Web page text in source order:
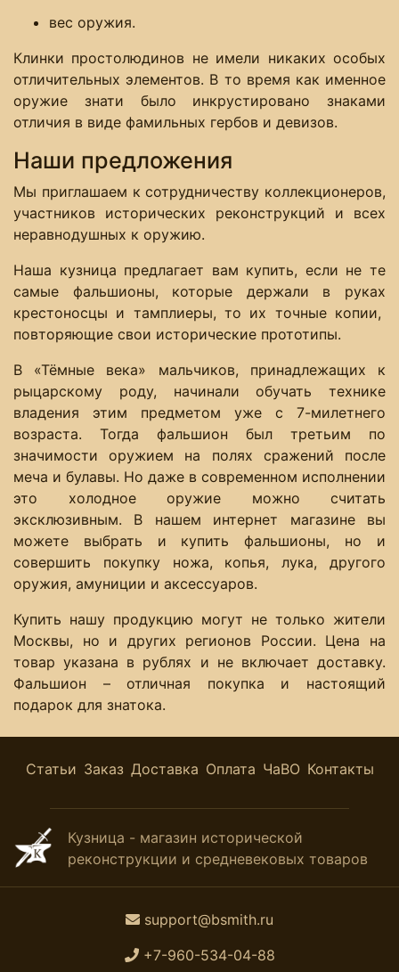
вес оружия.
Клинки простолюдинов не имели никаких особых
отличительных элементов. В то время как именное
оружие знати было инкрустировано знаками
отличия в виде фамильных гербов и девизов.
Наши предложения
Мы приглашаем к сотрудничеству коллекционеров,
участников исторических реконструкций и всех
неравнодушных к оружию.
Наша кузница предлагает вам купить, если не те
самые фальшионы, которые держали в руках
крестоносцы и тамплиеры, то их точные копии,
повторяющие свои исторические прототипы.
В «Тёмные века» мальчиков, принадлежащих к
рыцарскому роду, начинали обучать технике
владения этим предметом уже с 7-милетнего
возраста. Тогда фальшион был третьим по
значимости оружием на полях сражений после
меча и булавы. Но даже в современном исполнении
это холодное оружие можно считать
эксклюзивным. В нашем интернет магазине вы
можете выбрать и купить фальшионы, но и
совершить покупку ножа, копья, лука, другого
оружия, амуниции и аксессуаров.
Купить нашу продукцию могут не только жители
Москвы, но и других регионов России. Цена на
товар указана в рублях и не включает доставку.
Фальшион – отличная покупка и настоящий
подарок для знатока.
Статьи Заказ Доставка Оплата ЧаВО Контакты
Кузница - магазин исторической
реконструкции и средневековых товаров
support@bsmith.ru
+7-960-534-04-88